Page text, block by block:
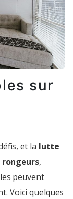
sur
et la lutte
rongeurs,
peuvent
Voici quelques